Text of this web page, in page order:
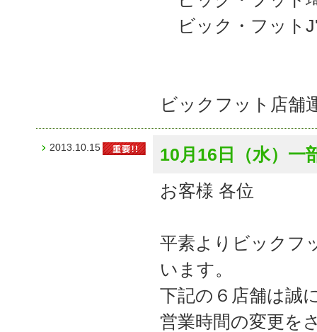
ビック・フット
ビックフット店舗
2013.10.15
10月16日（水）一
お客様 各位
平素よりビックフ
います。
下記の６店舗は誠
営業時間の変更を